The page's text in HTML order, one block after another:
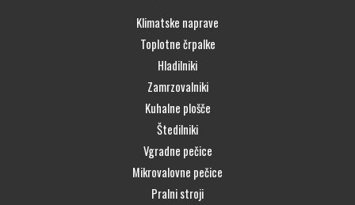
Klimatske naprave
Toplotne črpalke
Hladilniki
Zamrzovalniki
Kuhalne plošče
Štedilniki
Vgradne pečice
Mikrovalovne pečice
Pralni stroji